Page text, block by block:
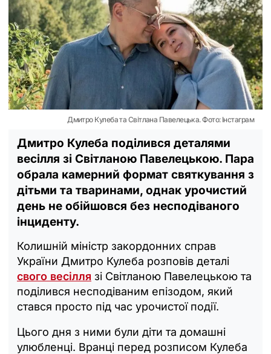
Дмитро Кулеба та Світлана Павелецька. Фото: Інстаграм
Дмитро Кулеба поділився деталями
весілля зі Світланою Павелецькою. Пара
обрала камерний формат святкування з
дітьми та тваринами, однак урочистий
день не обійшовся без несподіваного
інциденту.
Колишній міністр закордонних справ
України Дмитро Кулеба розповів деталі
свого весілля зі Світланою Павелецькою та
поділився несподіваним епізодом, який
стався просто під час урочистої події.
Цього дня з ними були діти та домашні
улюбленці. Вранці перед розписом Кулеба